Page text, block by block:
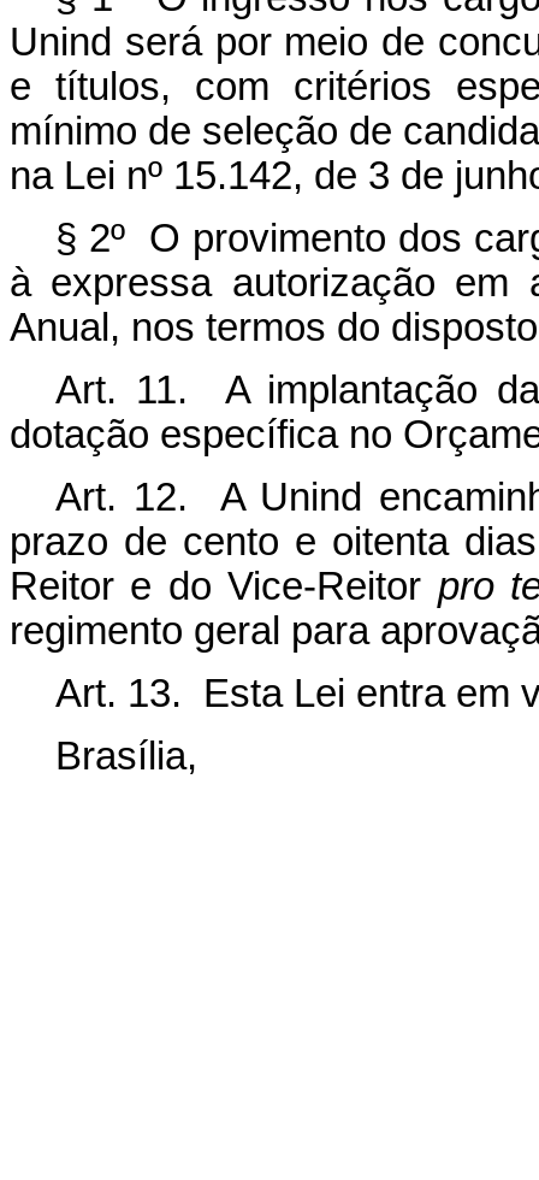
Unind será por meio de
e títulos, com critérios
mínimo de seleção de
na Lei nº 15.142, de 3 de
§ 2º O provimento dos
à expressa autorização em
Anual, nos termos do
Art. 11. A implantação
dotação específica no
Art. 12. A Unind
prazo de cento e oitenta
Reitor e do Vice-Reitor pro
regimento geral para
Art. 13. Esta Lei entra em
Brasília,